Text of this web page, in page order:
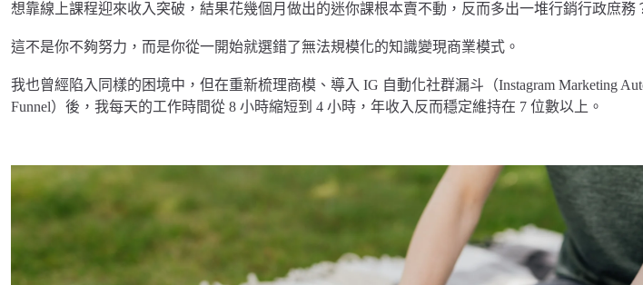
想靠線上課程迎來收入突破，結果花幾個月做出的迷你課根本賣不動，反而多出一堆行銷行政庶務
這不是你不夠努力，而是你從一開始就選錯了無法規模化的知識變現商業模式。
我也曾經陷入同樣的困境中，但在重新梳理商模、導入 IG 自動化社群漏斗（Instagram Marketing
Funnel）後，我每天的工作時間從 8 小時縮短到 4 小時，年收入反而穩定維持在 7 位數以上。